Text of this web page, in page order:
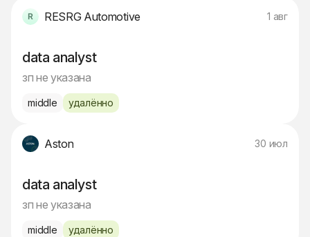
RESRG Automotive 1 авг
data analyst
зп не указана
middle удалённо
Aston 30 июл
data analyst
зп не указана
middle удалённо